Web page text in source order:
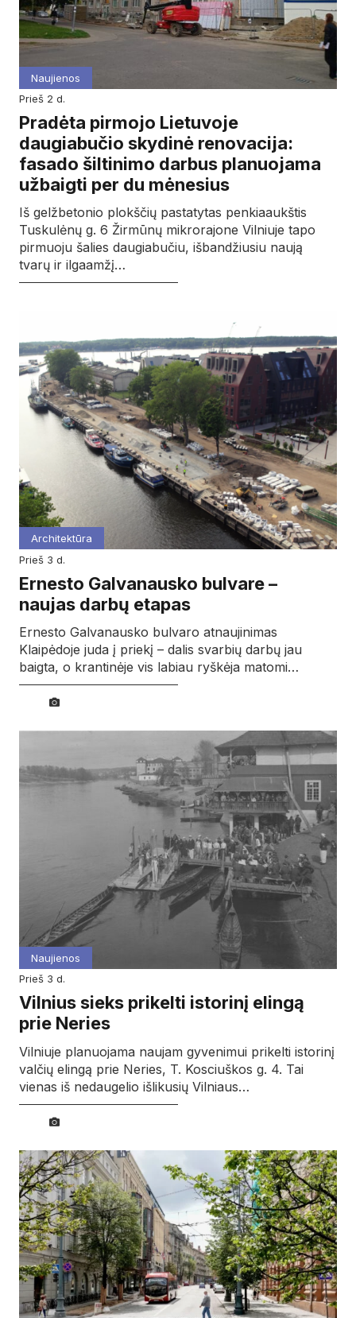
Naujienos
prieš 2 d.
Pradėta pirmojo Lietuvoje
daugiabučio skydinė renovacija:
fasado šiltinimo darbus planuojama
užbaigti per du mėnesius
Iš gelžbetonio plokščių pastatytas penkiaaukštis
Tuskulėnų g. 6 Žirmūnų mikrorajone Vilniuje tapo
pirmuoju šalies daugiabučiu, išbandžiusiu naują
tvarų ir ilgaamžį…
Architektūra
prieš 3 d.
Ernesto Galvanausko bulvare –
naujas darbų etapas
Ernesto Galvanausko bulvaro atnaujinimas
Klaipėdoje juda į priekį – dalis svarbių darbų jau
baigta, o krantinėje vis labiau ryškėja matomi…
Naujienos
prieš 3 d.
Vilnius sieks prikelti istorinį elingą
prie Neries
Vilniuje planuojama naujam gyvenimui prikelti istorinį
valčių elingą prie Neries, T. Kosciuškos g. 4. Tai
vienas iš nedaugelio išlikusių Vilniaus…